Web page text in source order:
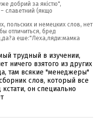
добрий за якістю",
славетний (якщо
польских и немецких слов, нет
отличиться, бред
еше:"Леха,ляди:мамка
трудный в изучении,
ничего взятого из других
там всякие "менеджеры"
слов, который все
он специально